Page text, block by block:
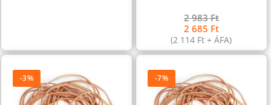
2 983Ft
2 685 Ft
(2 114 Ft + ÁFA)
-3% -7%